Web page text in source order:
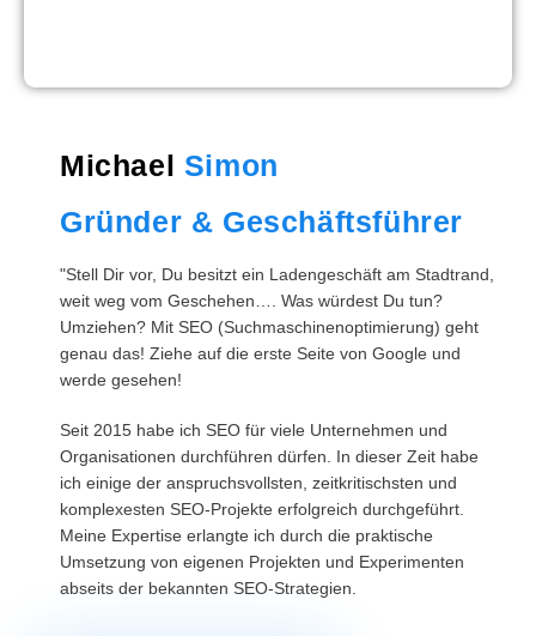
Michael Simon
Gründer & Geschäftsführer
"Stell Dir vor, Du besitzt ein Ladengeschäft am Stadtrand,
weit weg vom Geschehen…. Was würdest Du tun?
Umziehen? Mit SEO (Suchmaschinen­optimierung) geht
genau das! Ziehe auf die erste Seite von Google und
werde gesehen!
Seit 2015 habe ich SEO für viele Unternehmen und
Organisationen durchführen dürfen. In dieser Zeit habe
ich einige der anspruchsvollsten, zeitkritischsten und
komplexesten SEO-Projekte erfolgreich durchgeführt.
Meine Expertise erlangte ich durch die praktische
Umsetzung von eigenen Projekten und Experimenten
abseits der bekannten SEO-Strategien.